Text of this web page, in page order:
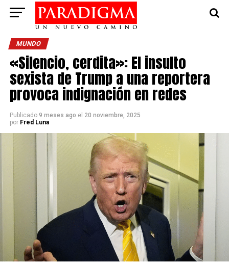
MUNDO
«Silencio, cerdita»: El insulto
sexista de Trump a una reportera
provoca indignación en redes
Publicado 9 meses ago el 20 noviembre, 2025
por Fred Luna